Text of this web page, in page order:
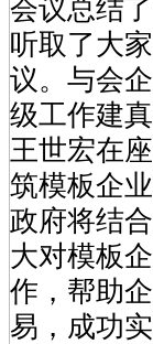
会议总结
听取了大
议。与会
级工作建
王世宏在
筑模板企
政府将结
大对模板
作，帮助
易，成功